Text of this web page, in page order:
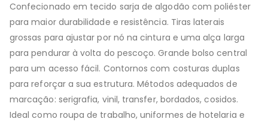
Confecionado em tecido sarja de algodão com poliéster
para maior durabilidade e resistência. Tiras laterais
grossas para ajustar por nó na cintura e uma alça larga
para pendurar à volta do pescoço. Grande bolso central
para um acesso fácil. Contornos com costuras duplas
para reforçar a sua estrutura. Métodos adequados de
marcação: serigrafia, vinil, transfer, bordados, cosidos.
Ideal como roupa de trabalho, uniformes de hotelaria e